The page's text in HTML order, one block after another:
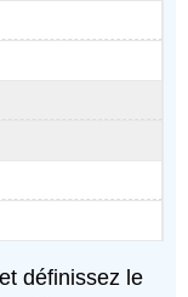
définissez le